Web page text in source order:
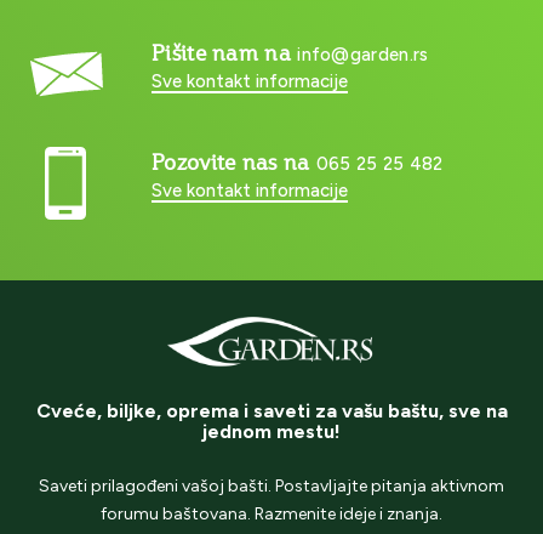
Pišite nam nainfo@garden.rs
Sve kontakt informacije
Pozovite nas na 065 25 25 482
Sve kontakt informacije
Cveće, biljke, oprema i saveti za vašu baštu, sve na
jednom mestu!
Saveti prilagođeni vašoj bašti. Postavljajte pitanja aktivnom
forumu baštovana. Razmenite ideje i znanja.